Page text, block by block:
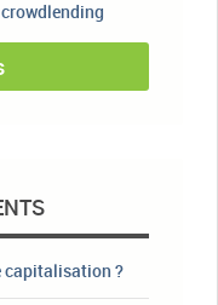
capitalisation ?